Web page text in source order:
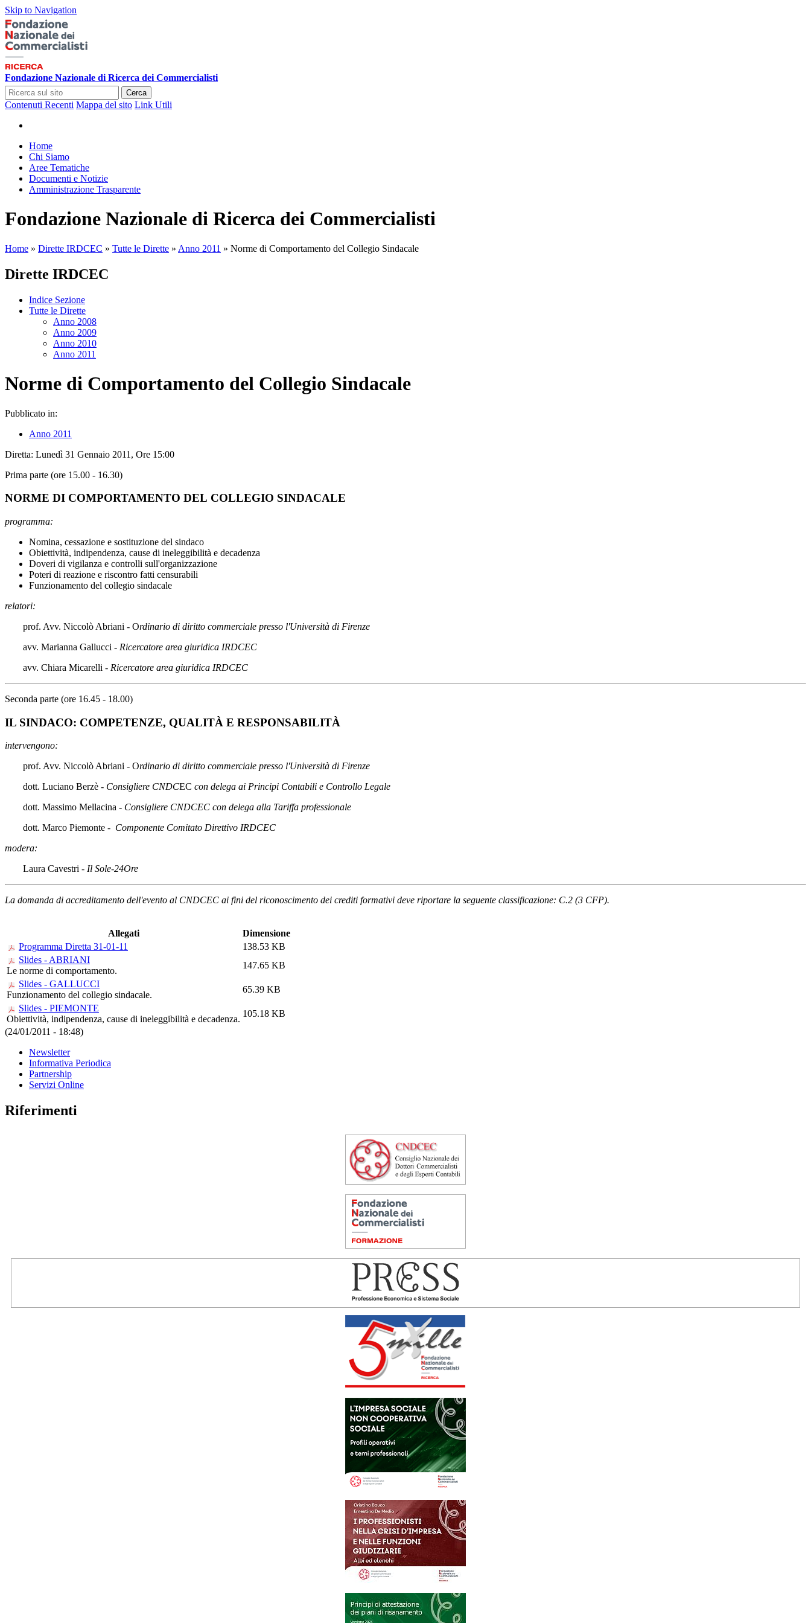
Skip to Navigation
Fondazione Nazionale di Ricerca dei Commercialisti
Cerca
Contenuti Recenti Mappa del sito Link Utili
Home
Chi Siamo
Aree Tematiche
Documenti e Notizie
Amministrazione Trasparente
Fondazione Nazionale di Ricerca dei Commercialisti
Home » Dirette IRDCEC » Tutte le Dirette » Anno 2011 » Norme di Comportamento del Collegio Sindacale
Dirette IRDCEC
Indice Sezione
Tutte le Dirette
Anno 2008
Anno 2009
Anno 2010
Anno 2011
Norme di Comportamento del Collegio Sindacale
Pubblicato in:
Anno 2011
Diretta: Lunedì 31 Gennaio 2011, Ore 15:00
Prima parte (ore 15.00 - 16.30)
NORME DI COMPORTAMENTO DEL COLLEGIO SINDACALE
programma:
Nomina, cessazione e sostituzione del sindaco
Obiettività, indipendenza, cause di ineleggibilità e decadenza
Doveri di vigilanza e controlli sull'organizzazione
Poteri di reazione e riscontro fatti censurabili
Funzionamento del collegio sindacale
relatori:
prof. Avv. Niccolò Abriani - Ordinario di diritto commerciale presso l'Università di Firenze
avv. Marianna Gallucci - Ricercatore area giuridica IRDCEC
avv. Chiara Micarelli - Ricercatore area giuridica IRDCEC
Seconda parte (ore 16.45 - 18.00)
IL SINDACO: COMPETENZE, QUALITÀ E RESPONSABILITÀ
intervengono:
prof. Avv. Niccolò Abriani - Ordinario di diritto commerciale presso l'Università di Firenze
dott. Luciano Berzè - Consigliere CNDCEC con delega ai Principi Contabili e Controllo Legale
dott. Massimo Mellacina - Consigliere CNDCEC con delega alla Tariffa professionale
dott. Marco Piemonte - Componente Comitato Direttivo IRDCEC
modera:
Laura Cavestri - Il Sole-24Ore
La domanda di accreditamento dell'evento al CNDCEC ai fini del riconoscimento dei crediti formativi deve riportare la seguente classificazione: C.2 (3 CFP).
Allegati
Dimensione
Programma Diretta 31-01-11
138.53 KB
Slides - ABRIANI
Le norme di comportamento.
147.65 KB
Slides - GALLUCCI
Funzionamento del collegio sindacale.
65.39 KB
Slides - PIEMONTE
Obiettività, indipendenza, cause di ineleggibilità e decadenza.
105.18 KB
(24/01/2011 - 18:48)
Newsletter
Informativa Periodica
Partnership
Servizi Online
Riferimenti